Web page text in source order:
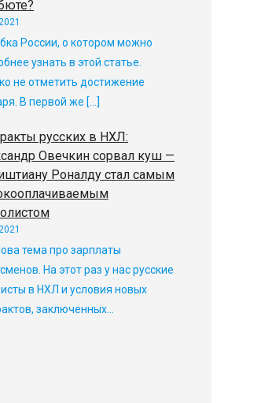
России, о котором можно
узнать в этой статье.
не отметить достижение
В первой же […]
русских в НХЛ:
Овечкин сорвал куш —
Роналду стал самым
тема про зарплаты
На этот раз у нас русские
в НХЛ и условия новых
заключенных…